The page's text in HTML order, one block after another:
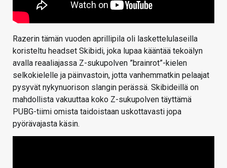
Razerin tämän vuoden aprillipila oli laskettelulaseilla
koristeltu headset Skibidi, joka lupaa kääntää tekoälyn
avalla reaaliajassa Z-sukupolven ”brainrot”-kielen
selkokielelle ja päinvastoin, jotta vanhemmatkin pelaajat
pysyvät nykynuorison slangin perässä. Skibideillä on
mahdollista vakuuttaa koko Z-sukupolven täyttämä
PUBG-tiimi omista taidoistaan uskottavasti jopa
pyörävajasta käsin.